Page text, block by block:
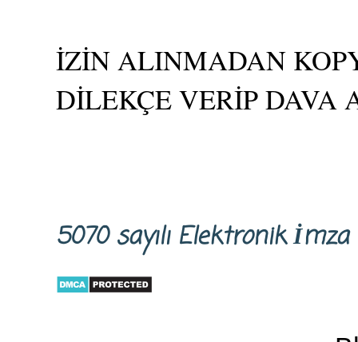
İZİN ALINMADAN
DİLEKÇE VERİP
5070 sayılı Elektronik